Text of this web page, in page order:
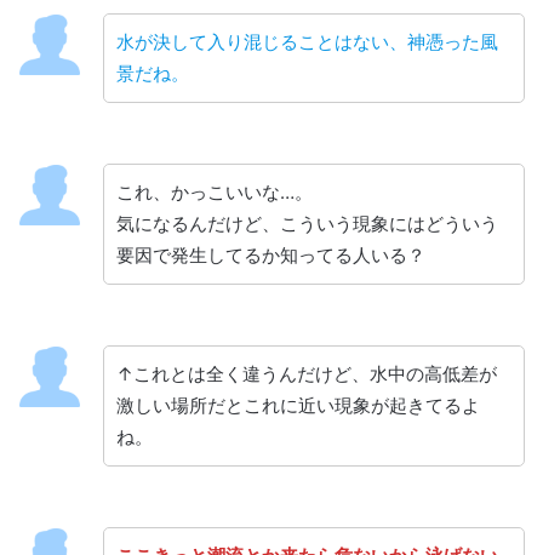
水が決して入り混じることはない、神憑った風
景だね。
これ、かっこいいな…。
気になるんだけど、こういう現象にはどういう
要因で発生してるか知ってる人いる？
↑これとは全く違うんだけど、水中の高低差が
激しい場所だとこれに近い現象が起きてるよ
ね。